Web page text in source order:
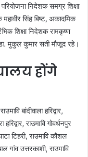
परियोजना निदेशक समग्र शिक्षा
महावीर सिंह बिष्ट, अकादमिक
शिक्षा निदेशक रामकृष्ण
मुकुल कुमार सती मौजूद रहे।
होंगे
बांदीवाला हरिद्वार,
राउमावि गोवर्धनपुर
टिहरी, राउमावि कौशल
गांव उत्तरकाशी, राउमावि